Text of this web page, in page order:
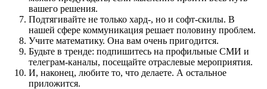
вашего решения.
Подтягивайте не только хард-, но и софт-скилы. В
нашей сфере коммуникация решает половину проблем.
Учите математику. Она вам очень пригодится.
Будьте в тренде: подпишитесь на профильные СМИ и
телеграм-каналы, посещайте отраслевые мероприятия.
И, наконец, любите то, что делаете. А остальное
приложится.